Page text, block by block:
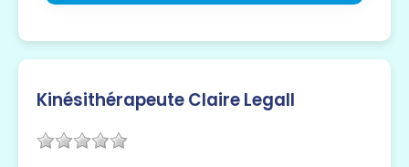
Kinésithérapeute Claire Legall